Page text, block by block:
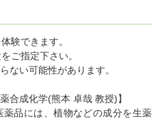
験できます。
ご指定下さい。
ない可能性があります。
合成化学(熊本 卓哉 教授)】
品には、植物などの成分を生薬